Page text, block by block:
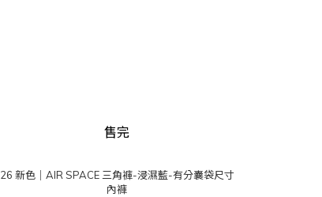
售完
26 新色｜AIR SPACE 三角褲-浸濕藍-有分囊袋尺寸
內褲